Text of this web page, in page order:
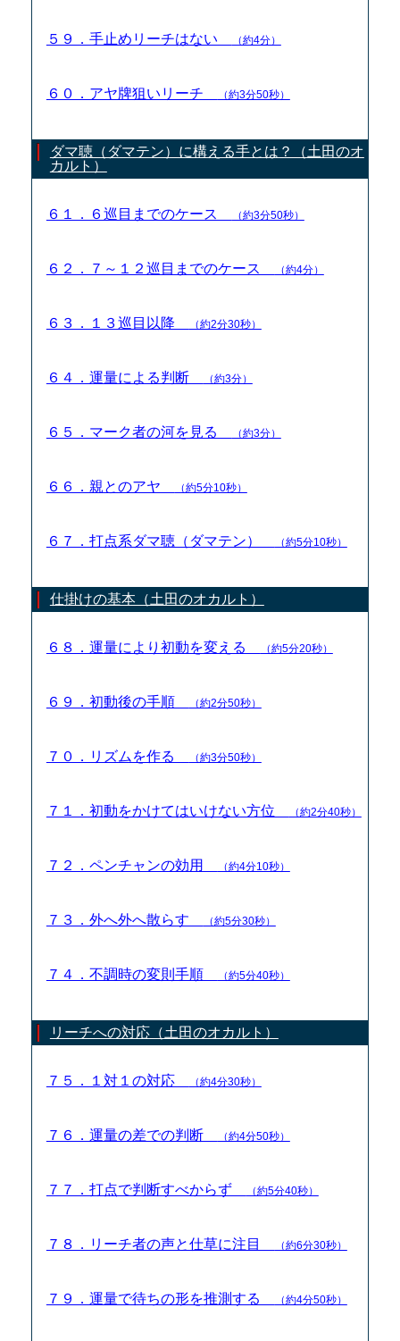
５９．手止めリーチはない （約4分）
６０．アヤ牌狙いリーチ （約3分50秒）
ダマ聴（ダマテン）に構える手とは？（土田のオ
カルト）
６１．６巡目までのケース （約3分50秒）
６２．７～１２巡目までのケース （約4分）
６３．１３巡目以降 （約2分30秒）
６４．運量による判断 （約3分）
６５．マーク者の河を見る （約3分）
６６．親とのアヤ （約5分10秒）
６７．打点系ダマ聴（ダマテン） （約5分10秒）
仕掛けの基本（土田のオカルト）
６８．運量により初動を変える （約5分20秒）
６９．初動後の手順 （約2分50秒）
７０．リズムを作る （約3分50秒）
７１．初動をかけてはいけない方位 （約2分40秒）
７２．ペンチャンの効用 （約4分10秒）
７３．外へ外へ散らす （約5分30秒）
７４．不調時の変則手順 （約5分40秒）
リーチへの対応（土田のオカルト）
７５．１対１の対応 （約4分30秒）
７６．運量の差での判断 （約4分50秒）
７７．打点で判断すべからず （約5分40秒）
７８．リーチ者の声と仕草に注目 （約6分30秒）
７９．運量で待ちの形を推測する （約4分50秒）